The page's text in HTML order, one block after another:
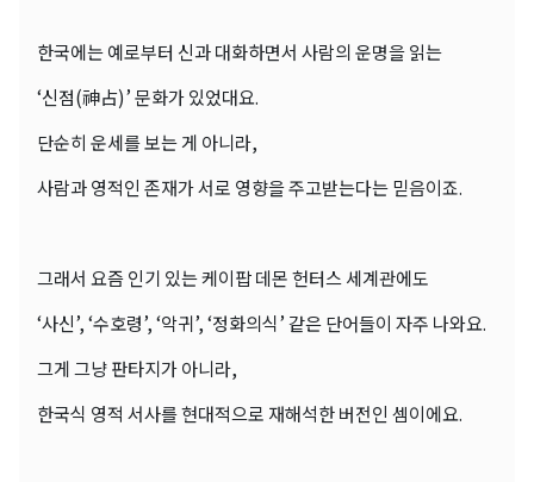
한국에는 예로부터 신과 대화하면서 사람의 운명을 읽는
‘신점(神占)’ 문화가 있었대요.
단순히 운세를 보는 게 아니라,
사람과 영적인 존재가 서로 영향을 주고받는다는 믿음이죠.
그래서 요즘 인기 있는 케이팝 데몬 헌터스 세계관에도
‘사신’, ‘수호령’, ‘악귀’, ‘정화의식’ 같은 단어들이 자주 나와요.
그게 그냥 판타지가 아니라,
한국식 영적 서사를 현대적으로 재해석한 버전인 셈이에요.